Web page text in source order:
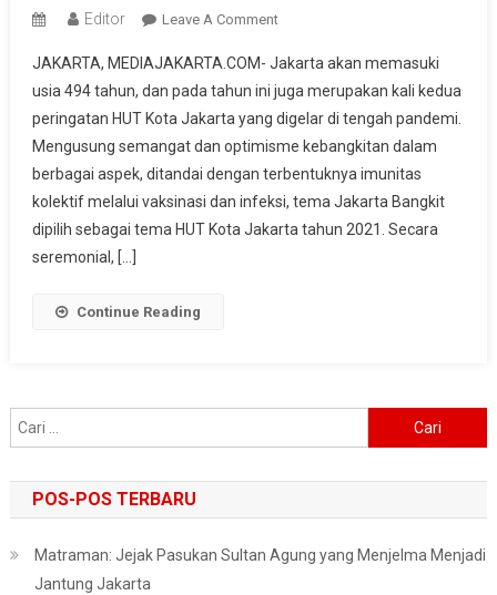
Editor Leave A CommentOn
Optimisme
2
Tahun
Lawan
Covid-
19,
Ini
JAKARTA, MEDIAJAKARTA.COM- Jakarta akan memasuki
usia 494 tahun, dan pada tahun ini juga merupakan kali kedua
peringatan HUT Kota Jakarta yang digelar di tengah pandemi.
Mengusung semangat dan optimisme kebangkitan dalam
berbagai aspek, ditandai dengan terbentuknya imunitas
kolektif melalui vaksinasi dan infeksi, tema Jakarta Bangkit
dipilih sebagai tema HUT Kota Jakarta tahun 2021. Secara
seremonial, […]
Continue Reading
untuk:
POS-POS TERBARU
Matraman: Jejak Pasukan Sultan Agung yang Menjelma Menjadi
Jantung Jakarta